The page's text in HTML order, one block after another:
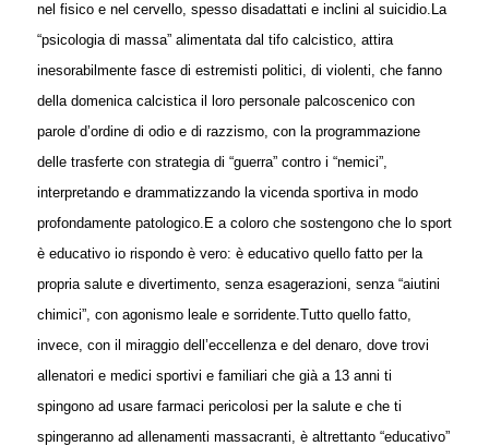
nel fisico e nel cervello, spesso disadattati e inclini al suicidio. La
“psicologia di massa” alimentata dal tifo calcistico, attira
inesorabilmente fasce di estremisti politici, di violenti, che fanno
della domenica calcistica il loro personale palcoscenico con
parole d’ordine di odio e di razzismo, con la programmazione
delle trasferte con strategia di “guerra” contro i “nemici”,
interpretando e drammatizzando la vicenda sportiva in modo
profondamente patologico. E a coloro che sostengono che lo sport
è educativo io rispondo è vero: è educativo quello fatto per la
propria salute e divertimento, senza esagerazioni, senza “aiutini
chimici”, con agonismo leale e sorridente.Tutto quello fatto,
invece, con il miraggio dell’eccellenza e del denaro, dove trovi
allenatori e medici sportivi e familiari che già a 13 anni ti
spingono ad usare farmaci pericolosi per la salute e che ti
spingeranno ad allenamenti massacranti, è altrettanto “educativo”